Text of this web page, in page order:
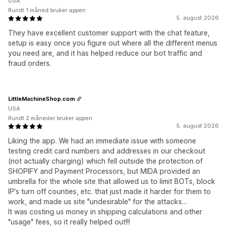
5. august 2026
They have excellent customer support with the chat feature,
setup is easy once you figure out where all the different menus
you need are, and it has helped reduce our bot traffic and
fraud orders.
Rundt 1 måned bruker appen
5. august 2026
Liking the app. We had an immediate issue with someone
testing credit card numbers and addresses in our checkout
(not actually charging) which fell outside the protection of
SHOPIFY and Payment Processors, but MIDA provided an
umbrella for the whole site that allowed us to limit BOTs, block
IP's turn off counties, etc. that just made it harder for them to
work, and made us site "undesirable" for the attacks...
It was costing us money in shipping calculations and other
"usage" fees, so it really helped out!!!
LittleMachineShop.com
USA
Rundt 2 måneder bruker appen